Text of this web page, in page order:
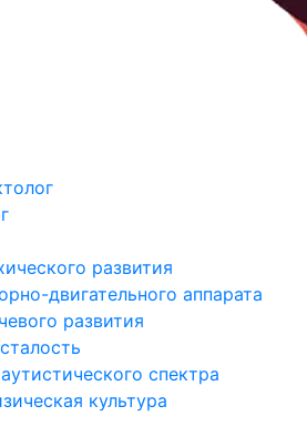
развития
двигательного аппарата
развития
спектра
культура